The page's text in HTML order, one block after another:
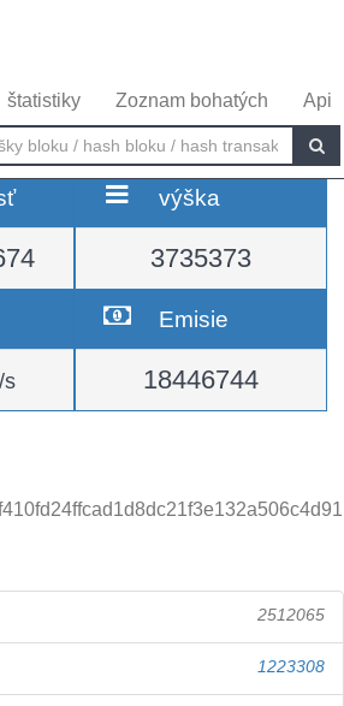
štatistiky Zoznam bohatých Api
výška
3735373
s
Emisie
18446744
2512065
1223308